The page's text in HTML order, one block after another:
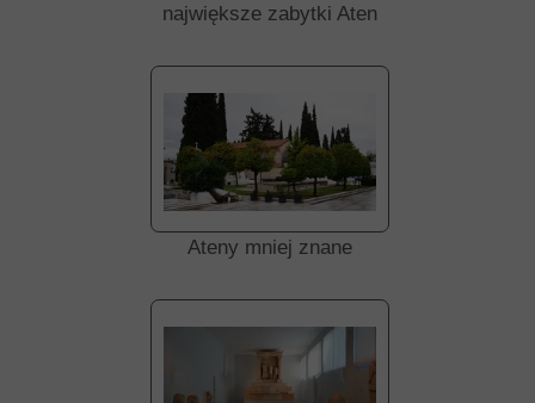
największe zabytki Aten
Ateny mniej znane